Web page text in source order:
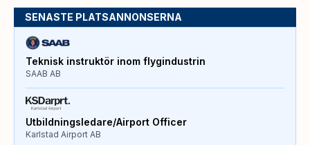
SENASTE PLATSANNONSERNA
Teknisk instruktör inom flygindustrin
SAAB AB
Utbildningsledare/Airport Officer
Karlstad Airport AB